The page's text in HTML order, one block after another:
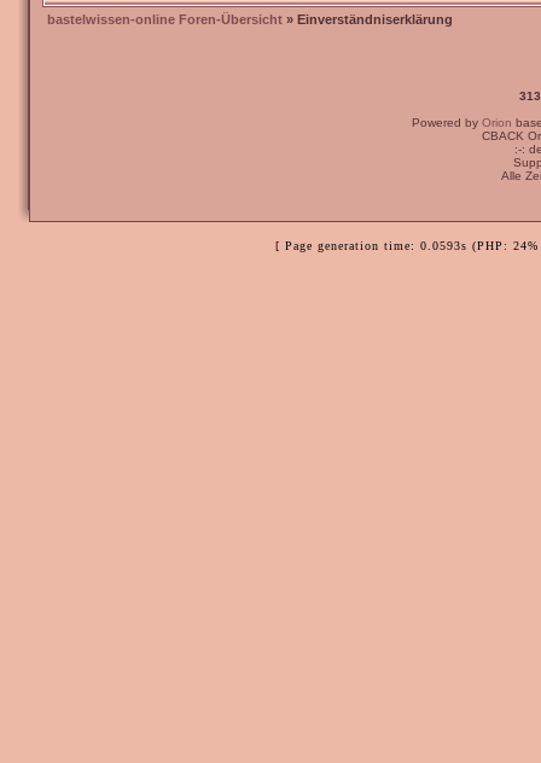
bastelwissen-online Foren-Übersicht » Einverständniserklärung
Powered by Orion
CBACK
:-:
Alle
[ Page generation time: 0.0593s (PHP: